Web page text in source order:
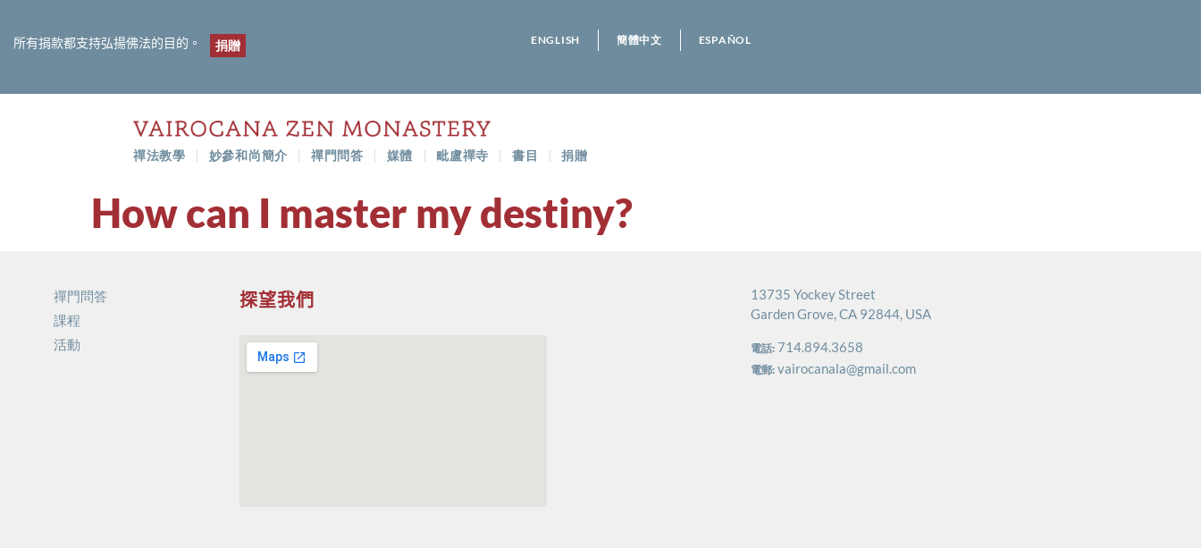
所有捐款都支持弘揚佛法的目的。 捐贈 ENGLISH 簡體中文 ESPAÑOL
禪法教學 妙參和尚簡介 禪門問答 媒體 毗盧禪寺 書目 捐贈
How can I master my destiny?
禪門問答
課程
活動
探望我們
13735 Yockey Street
Garden Grove, CA 92844, USA
電話: 714.894.3658
電郵: vairocanala@gmail.com